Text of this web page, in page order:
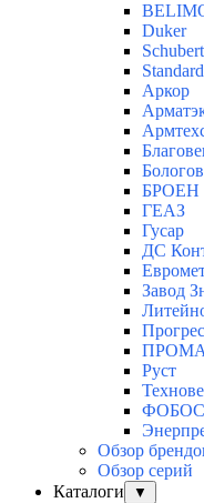
Duker
Аркор
БРОЕН
ГЕАЗ
Гусар
ДС
Завод
Руст
ФОБОС
Обзор
Обзор серий
Каталоги
▼